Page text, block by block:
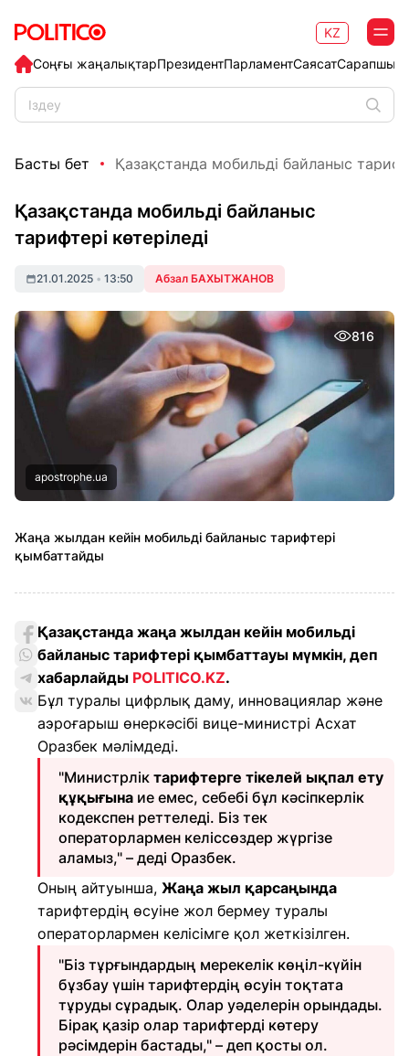
Соңғы жаңалықтарПрезидентПарламентСаясат
KZ
Басты бет Қазақстанда мобильді байланыс
Қазақстанда мобильді байланыс
тарифтері көтеріледі
21.01.2025 • 13:50 Абзал БАХЫТЖАНОВ
816
apostrophe.ua
Жаңа жылдан кейін мобильді байланыс тарифтері
қымбаттайды
Қазақстанда жаңа жылдан кейін мобильді
байланыс тарифтері қымбаттауы мүмкін, деп
хабарлайды POLITICO.KZ.
Бұл туралы цифрлық даму, инновациялар және
аэроғарыш өнеркәсібі вице-министрі Асхат
Оразбек мәлімдеді.
"Министрлік тарифтерге тікелей ықпал ету
құқығына ие емес, себебі бұл кәсіпкерлік
кодекспен реттеледі. Біз тек
операторлармен келіссөздер жүргізе
аламыз," – деді Оразбек.
Оның айтуынша, Жаңа жыл қарсаңында
тарифтердің өсуіне жол бермеу туралы
операторлармен келісімге қол жеткізілген.
"Біз тұрғындардың мерекелік көңіл-күйін
бұзбау үшін тарифтердің өсуін тоқтата
тұруды сұрадық. Олар уәделерін орындады.
Бірақ қазір олар тарифтерді көтеру
рәсімдерін бастады," – деп қосты ол.